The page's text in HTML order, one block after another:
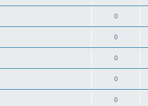
0
0
0
0
0